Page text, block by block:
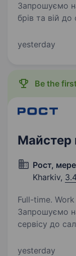
Запрошуємо
брів та вій
де кожен
yesterday
Be the
Майстер
Рост,
Kharkiv,
Full-time.
Запрошуємо
сервісу до
професіонал
yesterday